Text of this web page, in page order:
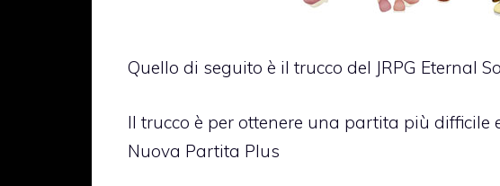
Quello di seguito è il trucco del JRPG Eternal
Il trucco è per ottenere una partita più difficile
Nuova Partita Plus